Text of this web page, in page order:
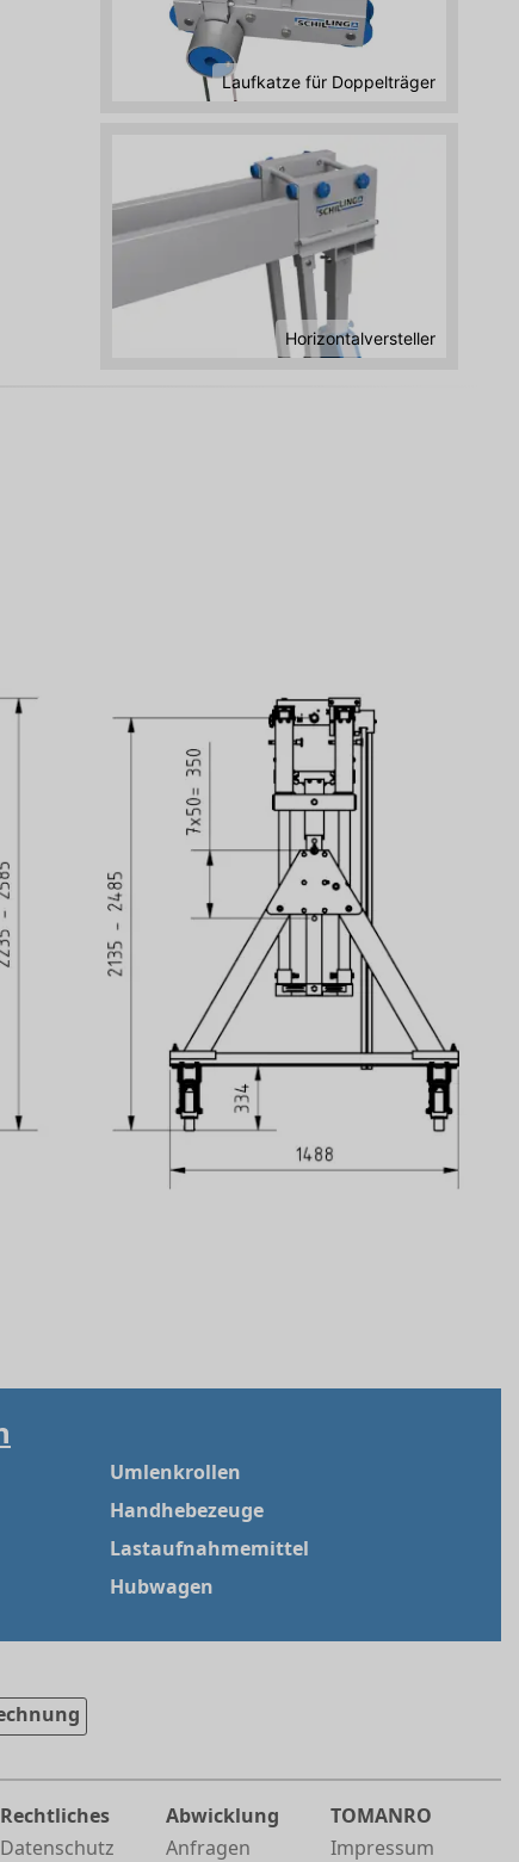
Laufkatze für Doppelträger
Horizontalversteller
Umlenkrollen
Handhebezeuge
Lastaufnahmemittel
Hubwagen
Rechtliches
Datenschutz
Abwicklung
Anfragen
TOMANRO
Impressum